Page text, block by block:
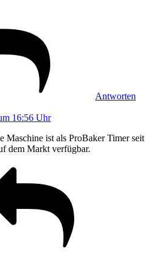
Antworten
16:56 Uhr
Maschine ist als ProBaker Timer seit
dem Markt verfügbar.